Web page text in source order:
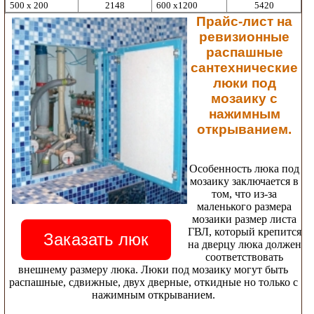
500 х 200 2148 600 х1200 5420
Заказать люк
Прайс-лист на
ревизионные
распашные
сантехнические
люки под
мозаику с
нажимным
открыванием.
Особенность люка под
мозаику заключается в
том, что из-за
маленького размера
мозаики размер листа
ГВЛ, который крепится
на дверцу люка должен
соответствовать
внешнему размеру люка. Люки под мозаику могут быть
распашные, сдвижные, двух дверные, откидные но только с
нажимным открыванием.